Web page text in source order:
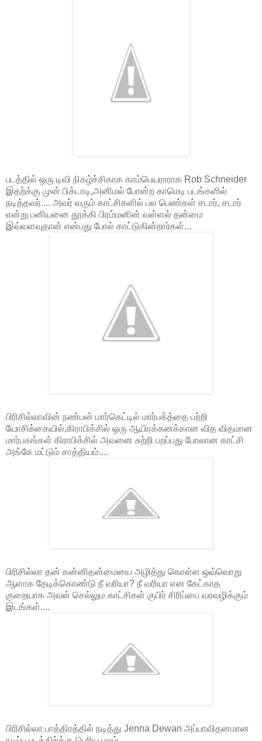
படத்தில் ஒரு டிவி நிகழ்ச்சிகாக காம்பெயராராக Rob Schneider
இதற்க்கு முன் பிக்டாடி,அனிமல் போன்ற காமெடி படங்களில்
நடித்தவர்.... அவர் வரும் காட்சிகளில் பல பெண்கள் சடார், சடார்
என்று பனியனை தூக்கி பிரம்மனின் வள்ளல் தன்மை
இவ்வளவுதான் என்பது போல் காட்டுகின்றார்கள்...
பிரிசில்லாவின் நண்பன் மார்கெட்டில் மார்பக்த்தை பற்றி
யோசிக்கையில்,கிராபிக்சில் ஒரு ஆயிரக்கனக்கான வித விதமான
மார்பகங்கள் கிராபிக்சில் அவனை சுற்றி பறப்பது போலான காட்சி
அங்கே மட்டும் சாத்தியம்....
பிரிசில்லா தன் கன்னிதன்மையை அழித்து கொள்ள ஒவ்வொறு
ஆளாக தேடிக்கொண்டு நீ வரியா? நீ வரியா என கேட்காத
குறையாக அவள் செல்லும காட்சிகள் குபிர் சிரிப்பை வரவழிக்கும்
இடங்கள்....
பிரிசில்லா பாத்திரத்தில் நடித்து Jenna Dewan அப்பாவிதனமான